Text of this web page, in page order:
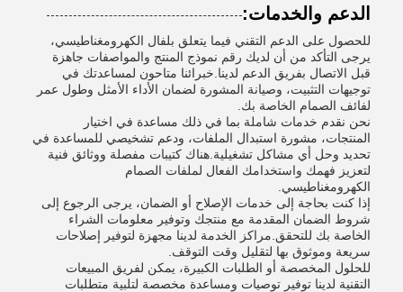
الدعم والخدمات:
للحصول على الدعم التقني فيما يتعلق بلفال الكهرومغناطيسي،
يرجى التأكد من أن لديك رقم نموذج المنتج والمواصفات جاهزة
قبل الاتصال بفريق الدعم لدينا.خبرائنا متاحون لمساعدتك في
توجيهات التثبيت، وصيانة المشورة لضمان الأداء الأمثل وطول عمر
لفائف الصمام الخاصة بك.
نحن نقدم خدمات شاملة بما في ذلك مساعدة في اختيار
المنتجات، مشورة استبدال الملفات، ودعم تشخيصي للمساعدة في
تحديد وحل أي مشاكل تشغيلية.هناك كتيبات مفصلة ووثائق فنية
لتعزيز فهمك واستخدامك الفعال لملفات الصمام
الكهرومغناطيسي.
إذا كنت بحاجة إلى خدمات الإصلاح أو الضمان، يرجى الرجوع إلى
شروط الضمان المقدمة مع منتجك وتوفير معلومات الشراء
الخاصة بك للتحقق.مراكز الخدمة لدينا مجهزة لتوفير إصلاحات
سريعة وموثوق بها لتقليل وقت التوقف.
للحلول المخصصة أو الطلبات الكبيرة، يمكن لفريق المبيعات
التقنية لدينا توفير توصيات ومساعدة مخصصة لتلبية متطلبات